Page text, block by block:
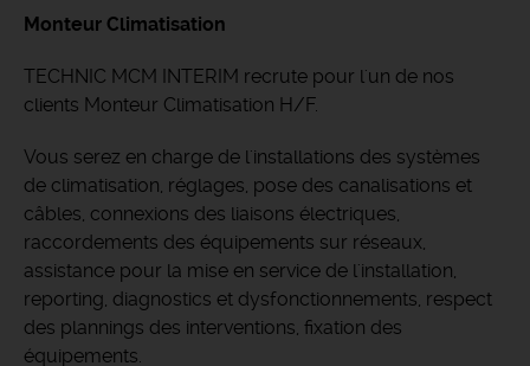
Monteur Climatisation
TECHNIC MCM INTERIM recrute pour l'un de nos
clients Monteur Climatisation H/F.
Vous serez en charge de l'installations des systèmes
de climatisation, réglages, pose des canalisations et
câbles, connexions des liaisons électriques,
raccordements des équipements sur réseaux,
assistance pour la mise en service de l'installation,
reporting, diagnostics et dysfonctionnements, respect
des plannings des interventions, fixation des
équipements.